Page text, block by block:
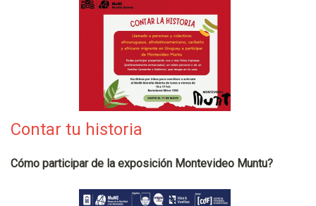
Contar tu historia
Cómo participar de la exposición Montevideo Muntu?